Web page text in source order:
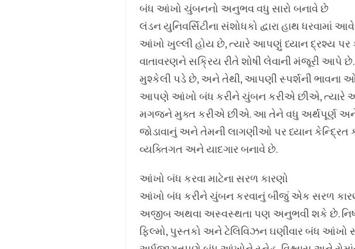
બંધ આંખો ચુંબનનો અનુભવ વધુ સારો બનાવે છે
લંડન યુનિવર્સિટીના સંશોધકો દ્વારા હાથ
આંખો ખુલ્લી હોય છે, ત્યારે આપણું ધ્યાન દ્રશ્ય
વાતાવરણને સક્રિય રીતે શોષી લેવાની મંજૂરી
મુશ્કેલી પડે છે, અને તેથી, આપણી સ્પર્શની
આપણે આંખો બંધ કરીને ચુંબન કરીએ છીએ, ત્યારે
મગજને મુક્ત કરીએ છીએ. આ તેને વધુ અર્થપૂર્ણ
જોડાવાનું અને તેમની લાગણીઓ પર ધ્યાન
વ્યક્તિગત અને યાદગાર બનાવે છે.
આંખો બંધ કરવા માટેના સરળ કારણો
આંખો બંધ કરીને ચુંબન કરવાનું બીજું એક સરળ
અજીબ અથવા અસ્વસ્થતા પણ અનુભવી શકે છે.
ફિલ્મો, પુસ્તકો અને ટેલિવિઝન ઘણીવાર બંધ આંખો